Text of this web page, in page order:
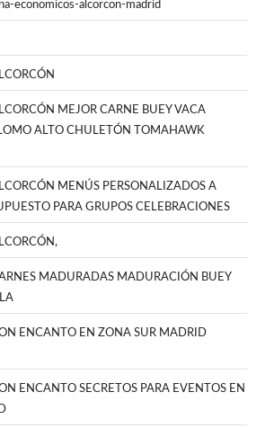
economicos-alcorcon-madrid
MEJOR CARNE BUEY VACA
ALTO CHULETÓN TOMAHAWK
MENÚS PERSONALIZADOS A
PARA GRUPOS CELEBRACIONES
MADURADAS MADURACIÓN BUEY
ENCANTO EN ZONA SUR MADRID
ENCANTO SECRETOS PARA EVENTOS EN